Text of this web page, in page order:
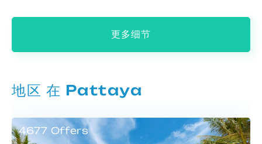
更多细节
地区 在 Pattaya
4677 Offers